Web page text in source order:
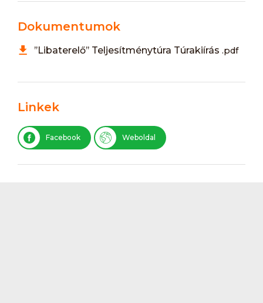
Dokumentumok
’’Libaterelő’’ Teljesítménytúra Túrakiírás .pdf
Linkek
Facebook Weboldal